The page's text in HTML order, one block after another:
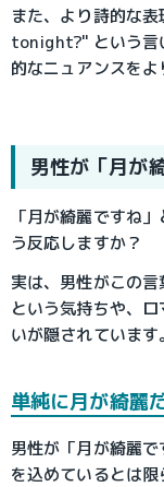
また、より詩的な
tonight?" という言
的なニュアンスをよ
男性が「月が
「月が綺麗ですね
う反応しますか？
実は、男性がこの
という気持ちや、
いが隠されています。
単純に月が綺麗
男性が「月が綺麗
を込めているとは